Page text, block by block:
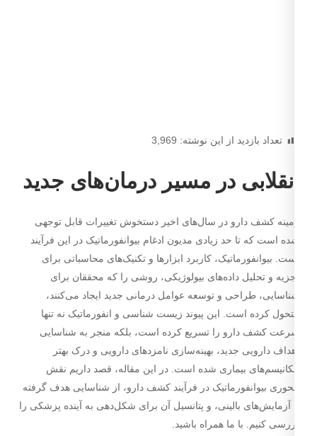
تعداد بازدید از این نوشته: 3,969
در مسیر درمان­‌های جدید
کشف دارو در سال­‌های اخیر دستخوش تغییرات قابل توجهی
است که تا حد زیادی مدیون ادغام بیوانفورماتیک در این فرآیند
بیوانفورماتیک، کاربرد ابزارها و تکنیک‌های محاسباتی برای
و تحلیل داده‌های بیولوژیکی، روشی را که محققان برای
طراحی و توسعه عوامل درمانی جدید ایجاد می‌کنند،
کرده است. این پیوند زیست شناسی و انفورماتیک نه تنها
کشف دارو را تسریع کرده است، بلکه منجر به شناسایی
دارویی جدید، بهینه‌­سازی نامزدهای دارویی و درک بهتر
بیماری شده است. در این مقاله، قصد داریم نقش
بیوانفورماتیک در فرآیند کشف دارو، از شناسایی هدف گرفته
آزمایش‌های بالینی، و پتانسیل آن برای شکل‌دهی به آینده پزشکی را
کنیم. با ما همراه باشید.